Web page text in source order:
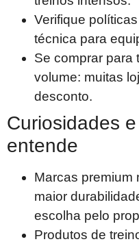
Verifique
técnica para
Se comprar para
volume: muitas
desconto.
Curiosidades
entende
Marcas premium
maior
escolha pelo
Produtos de